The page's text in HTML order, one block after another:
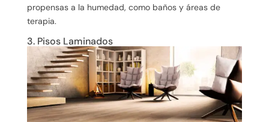
propensas a la humedad, como baños y áreas de
terapia.
3. Pisos Laminados